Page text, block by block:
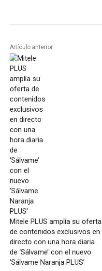
Artículo anterior
Mitele PLUS amplía su oferta
de contenidos exclusivos en
directo con una hora diaria
de ‘Sálvame’ con el nuevo
‘Sálvame Naranja PLUS’